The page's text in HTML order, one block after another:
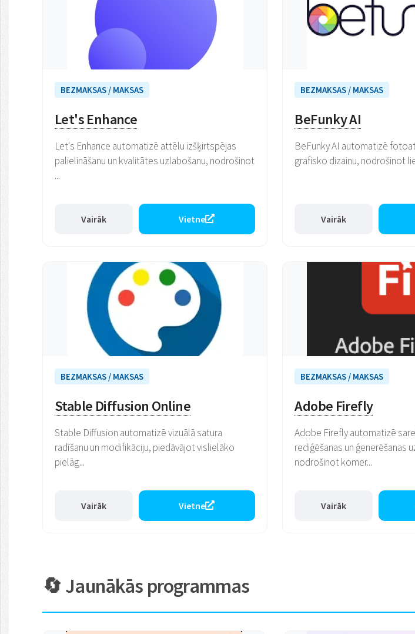
BEZMAKSAS / MAKSAS
Let's Enhance
Let's Enhance automatizē attēlu izšķirtspējas
palielināšanu un kvalitātes uzlabošanu, nodrošinot
...
Vairāk Vietne
BEZMAKSAS / MAKSAS
BeFunky AI
BeFunky AI automatizē
grafisko dizainu, nodrošinot
Vairāk
BEZMAKSAS / MAKSAS
Stable Diffusion Online
Stable Diffusion automatizē vizuālā satura
radīšanu un modifikāciju, piedāvājot vislielāko
pielāg...
Vairāk Vietne
BEZMAKSAS / MAKSAS
Adobe Firefly
Adobe Firefly automatizē
rediģēšanas un ģenerēšanas
nodrošinot komer...
Vairāk
🔄 Jaunākās programmas